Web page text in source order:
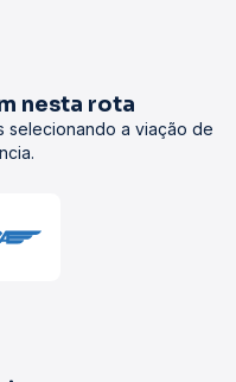
nesta rota
selecionando a viação de